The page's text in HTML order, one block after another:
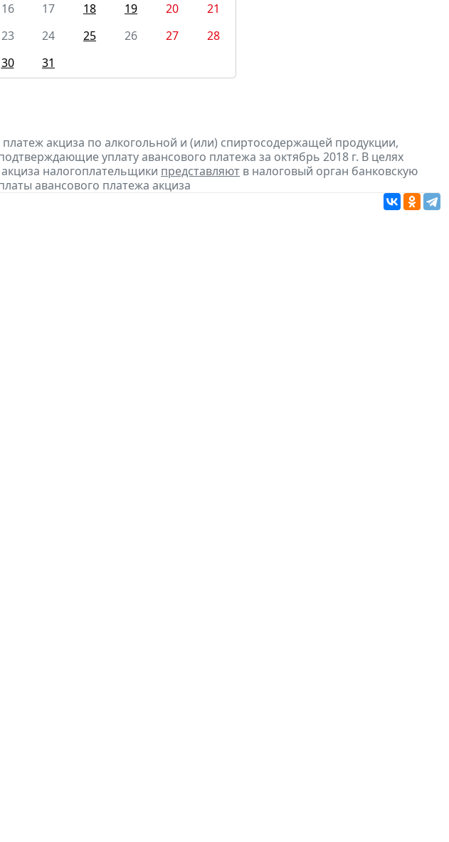
16 17 18 19 20
21
23 24 25 26 27
28
30 31
акциза по алкогольной и (или) спиртосодержащей продукции,
уплату авансового платежа за октябрь 2018 г. В целях
налогоплательщики представляют в налоговый орган банковскую
авансового платежа акциза